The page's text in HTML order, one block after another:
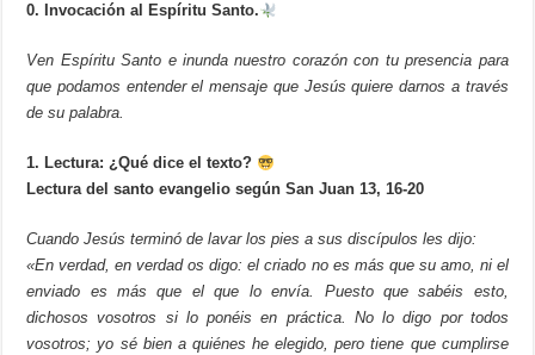
0. Invocación al Espíritu Santo.
Ven Espíritu Santo e inunda nuestro corazón con tu presencia para
que podamos entender el mensaje que Jesús quiere darnos a través
de su palabra.
1. Lectura: ¿Qué dice el texto?
Lectura del santo evangelio según San Juan 13, 16-20
Cuando Jesús terminó de lavar los pies a sus discípulos les dijo:
«En verdad, en verdad os digo: el criado no es más que su amo, ni el
enviado es más que el que lo envía. Puesto que sabéis esto,
dichosos vosotros si lo ponéis en práctica. No lo digo por todos
vosotros; yo sé bien a quiénes he elegido, pero tiene que cumplirse